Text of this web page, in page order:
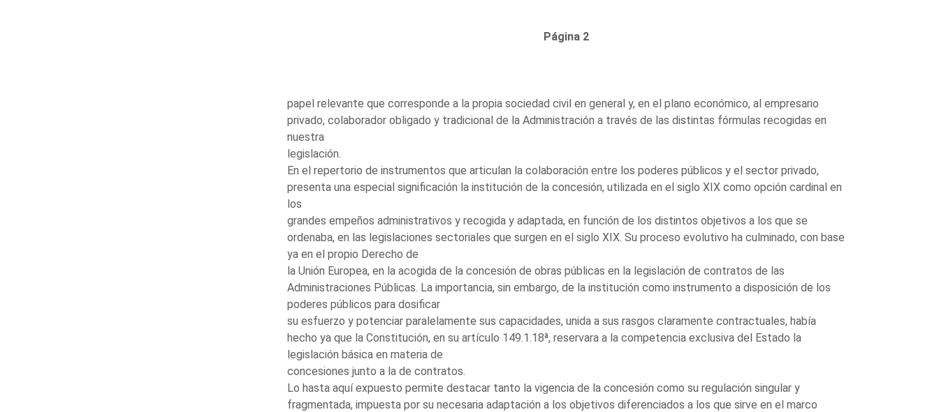
Página 2
papel relevante que corresponde a la propia sociedad civil en general y, en el plano económico, al empresario
privado, colaborador obligado y tradicional de la Administración a través de las distintas fórmulas recogidas en
nuestra
legislación.
En el repertorio de instrumentos que articulan la colaboración entre los poderes públicos y el sector privado,
presenta una especial significación la institución de la concesión, utilizada en el siglo XIX como opción cardinal en
los
grandes empeños administrativos y recogida y adaptada, en función de los distintos objetivos a los que se
ordenaba, en las legislaciones sectoriales que surgen en el siglo XIX. Su proceso evolutivo ha culminado, con base
ya en el propio Derecho de
la Unión Europea, en la acogida de la concesión de obras públicas en la legislación de contratos de las
Administraciones Públicas. La importancia, sin embargo, de la institución como instrumento a disposición de los
poderes públicos para dosificar
su esfuerzo y potenciar paralelamente sus capacidades, unida a sus rasgos claramente contractuales, había
hecho ya que la Constitución, en su artículo 149.1.18ª, reservara a la competencia exclusiva del Estado la
legislación básica en materia de
concesiones junto a la de contratos.
Lo hasta aquí expuesto permite destacar tanto la vigencia de la concesión como su regulación singular y
fragmentada, impuesta por su necesaria adaptación a los objetivos diferenciados a los que sirve en el marco